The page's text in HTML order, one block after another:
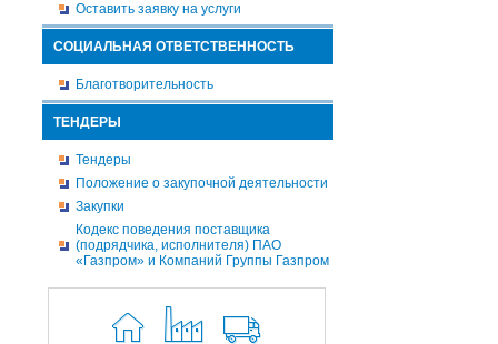
Оставить заявку на услуги
СОЦИАЛЬНАЯ ОТВЕТСТВЕННОСТЬ
Благотворительность
ТЕНДЕРЫ
Тендеры
Положение о закупочной деятельности
Закупки
Кодекс поведения поставщика
(подрядчика, исполнителя) ПАО
«Газпром» и Компаний Группы Газпром